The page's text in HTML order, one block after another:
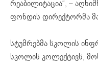
რეაბილიტაცია“, –
ფონდის დირექტორმა
სტუმრებმა სკოლის
სკოლის კოლექტივს,